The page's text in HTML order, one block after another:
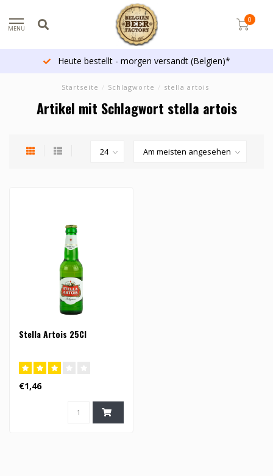
MENU
0
Heute bestellt - morgen versandt (Belgien)*
Startseite / Schlagworte / stella artois
Artikel mit Schlagwort stella artois
Stella Artois 25Cl
€1,46